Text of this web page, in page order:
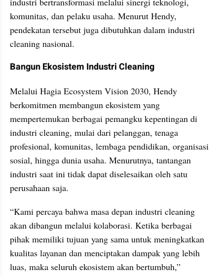
komunitas, dan pelaku usaha. Menurut Hendy,
pendekatan tersebut juga dibutuhkan dalam industri
cleaning nasional.
Bangun Ekosistem Industri Cleaning
Melalui Hagia Ecosystem Vision 2030, Hendy
berkomitmen membangun ekosistem yang
mempertemukan berbagai pemangku kepentingan di
industri cleaning, mulai dari pelanggan, tenaga
profesional, komunitas, lembaga pendidikan, organisasi
sosial, hingga dunia usaha. Menurutnya, tantangan
industri saat ini tidak dapat diselesaikan oleh satu
perusahaan saja.
“Kami percaya bahwa masa depan industri cleaning
akan dibangun melalui kolaborasi. Ketika berbagai
pihak memiliki tujuan yang sama untuk meningkatkan
kualitas layanan dan menciptakan dampak yang lebih
luas, maka seluruh ekosistem akan bertumbuh,”